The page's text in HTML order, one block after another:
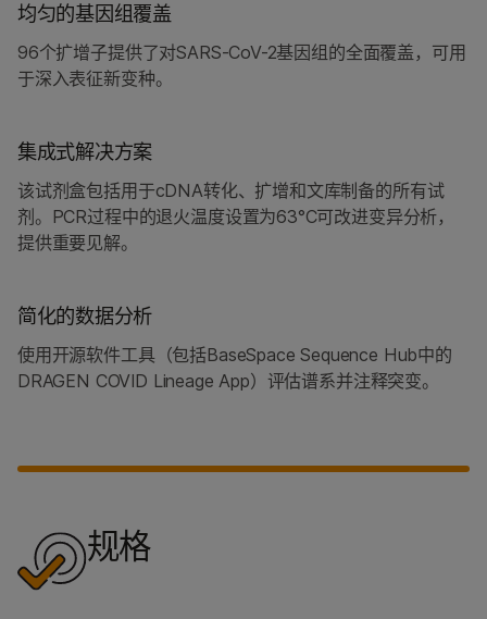
均匀的基因组覆盖
96个扩增子提供了对SARS-CoV-2基因组的全面覆盖，可用
于深入表征新变种。
集成式解决方案
该试剂盒包括用于cDNA转化、扩增和文库制备的所有试
剂。PCR过程中的退火温度设置为63°C可改进变异分析，
提供重要见解。
简化的数据分析
使用开源软件工具（包括BaseSpace Sequence Hub中的
DRAGEN COVID Lineage App）评估谱系并注释突变。
规格